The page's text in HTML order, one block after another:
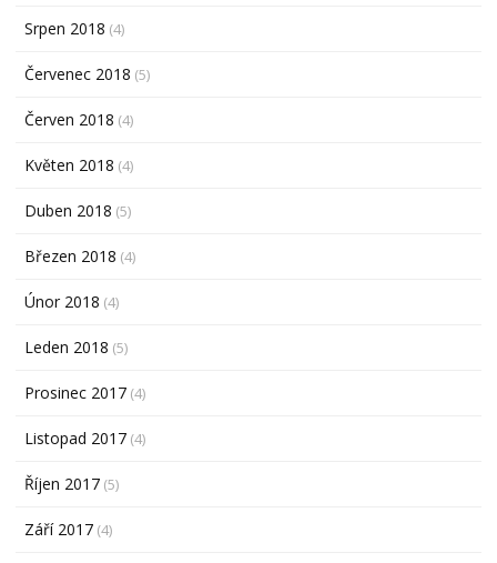
Srpen 2018 (4)
Červenec 2018 (5)
Červen 2018 (4)
Květen 2018 (4)
Duben 2018 (5)
Březen 2018 (4)
Únor 2018 (4)
Leden 2018 (5)
Prosinec 2017 (4)
Listopad 2017 (4)
Říjen 2017 (5)
Září 2017 (4)